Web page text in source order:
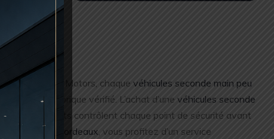
Chez RC Motors, chaque véhicules seconde main peu
jour et historique vérifié. L’achat d’une véhicules seconde
Nos experts contrôlent chaque point de sécurité avant
kilométrage Bordeaux , vous profitez d’un service